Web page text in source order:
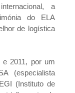
a
do ELA
de logística
e 2011, por um
(especialista
(Instituto de